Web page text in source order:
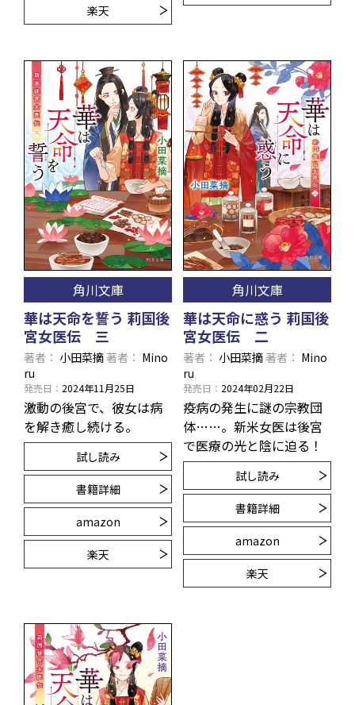
楽天
角川文庫
華は天命を誓う 莉国後
宮女医伝 三
著者 小田菜摘著者
Mino
ru
発売日 2024年11月25日
激動の後宮で、彼女は病
を解き癒し続ける。
試し読み
書籍詳細
amazon
楽天
角川文庫
華は天命に惑う 莉国後
宮女医伝 二
著者 小田菜摘著者
Mino
ru
発売日 2024年02月22日
疫病の発生に謎の宗教団
体……。新米女医は後宮
で医療の光と陰に迫る！
試し読み
書籍詳細
amazon
楽天